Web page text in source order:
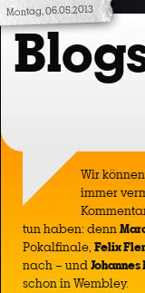
Montag, 06.05.2013
Wir
immer
tun haben: denn
Pokalfinale, Felix
nach – und
schon in Wembley.